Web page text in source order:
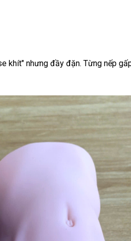
khít" nhưng đầy đặn. Từng nếp